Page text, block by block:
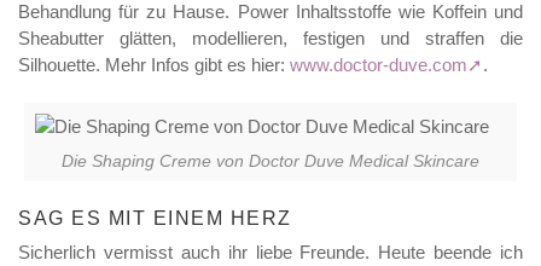
Behandlung für zu Hause. Power Inhaltsstoffe wie Koffein und
Sheabutter glätten, modellieren, festigen und straffen die
Silhouette. Mehr Infos gibt es hier: www.doctor-duve.com .
Die Shaping Creme von Doctor Duve Medical Skincare
SAG ES MIT EINEM HERZ
Sicherlich vermisst auch ihr liebe Freunde. Heute beende ich